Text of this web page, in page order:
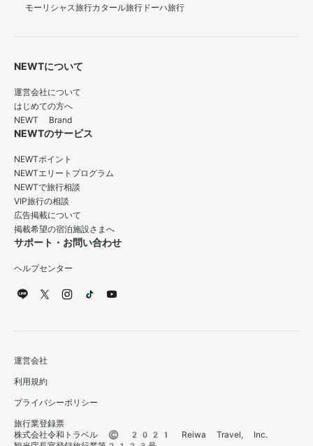
モーリシャス旅行カタール旅行 ドーハ旅行
NEWTについて
運営会社について
はじめての方へ
NEWT Brand
NEWTのサービス
NEWTポイント
NEWTエリートプログラム
NEWTで旅行相談
VIP旅行の相談
広告掲載について
掲載希望の宿泊施設さまへ
サポート・お問い合わせ
ヘルプセンター
運営会社
利用規約
プライバシーポリシー
旅行業登録票
株式会社令和トラベル © 2021 Reiwa Travel, Inc.